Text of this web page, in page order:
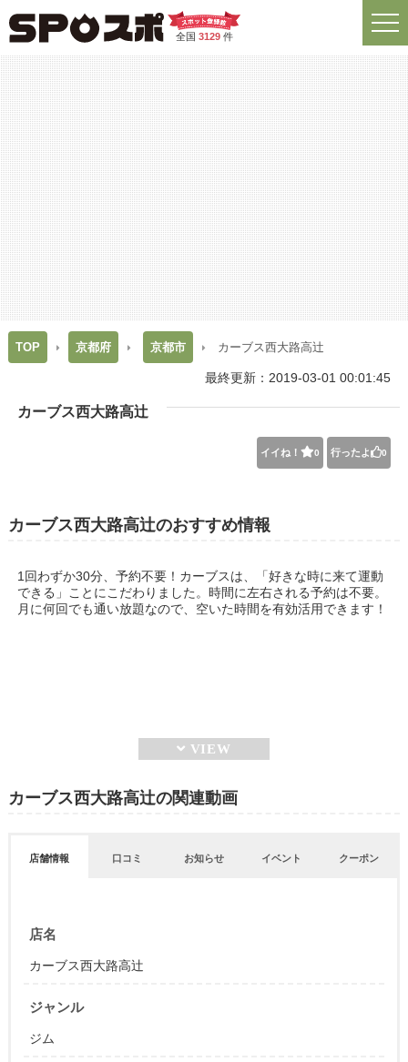
全国 3129件
TOP 京都府 京都市 カーブス西大路高辻
最終更新：2019-03-01 00:01:45
カーブス西大路高辻
イイね！ 0 行ったよ 0
カーブス西大路高辻のおすすめ情報
1回わずか30分、予約不要！カーブスは、「好きな時に来て運動
できる」ことにこだわりました。時間に左右される予約は不要。
月に何回でも通い放題なので、空いた時間を有効活用できます！
カーブス西大路高辻の関連動画
店舗情報 口コミ お知らせ イベント クーポン
店名
カーブス西大路高辻
ジャンル
ジム